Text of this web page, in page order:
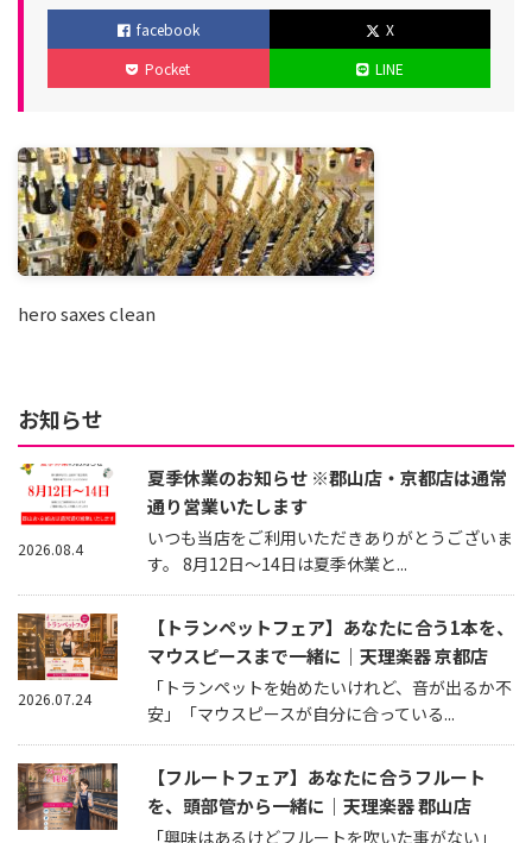
稿
日
更
新
facebook
X
Pocket
LINE
hero saxes clean
お知らせ
夏季休業のお知らせ ※郡山店・京都店は通常
通り営業いたします
いつも当店をご利用いただきありがとうございま
す。 8月12日～14日は夏季休業と...
2026.08.4
【トランペットフェア】あなたに合う1本を、
マウスピースまで一緒に｜天理楽器 京都店
「トランペットを始めたいけれど、音が出るか不
安」「マウスピースが自分に合っている...
2026.07.24
【フルートフェア】あなたに合うフルート
を、頭部管から一緒に｜天理楽器 郡山店
「興味はあるけどフルートを吹いた事がない」